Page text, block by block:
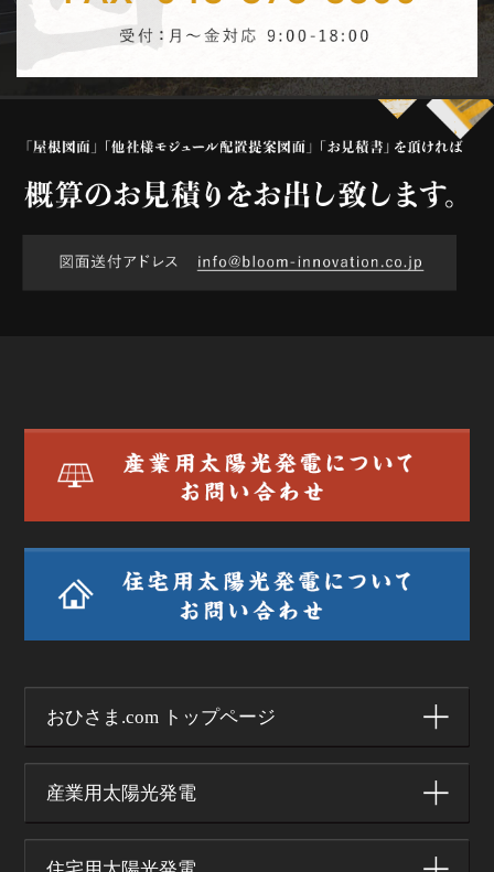
おひさま.com トップページ
産業用太陽光発電